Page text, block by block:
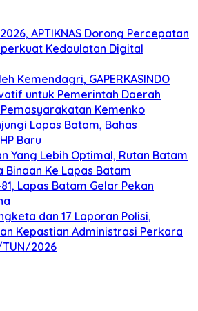
APTIKNAS Dorong Percepatan
Kedaulatan Digital
Kemendagri, GAPERKASINDO
untuk Pemerintah Daerah
Kemenko
Lapas Batam, Bahas
Baru
Yang Lebih Optimal, Rutan Batam
Binaan Ke Lapas Batam
Lapas Batam Gelar Pekan
dan 17 Laporan Polisi,
Kepastian Administrasi Perkara
TUN/2026